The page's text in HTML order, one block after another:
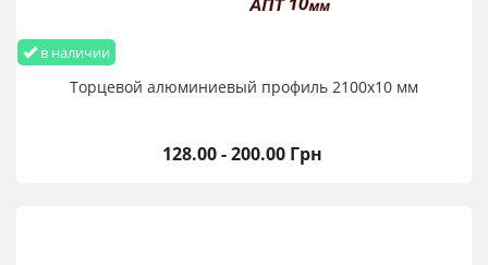
в наличии
Торцевой алюминиевый профиль 2100х10 мм
128.00 - 200.00 Грн